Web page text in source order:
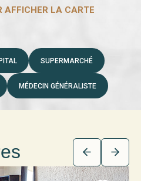
SUPERMARCHÉ
MÉDECIN GÉNÉRALISTE